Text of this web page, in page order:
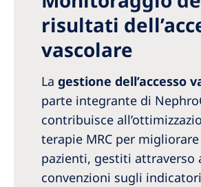
risultati
vascolare
La gestione dell’accesso
parte integrante di
contribuisce
terapie MRC per
pazienti, gestiti attraverso
convenzioni sugli